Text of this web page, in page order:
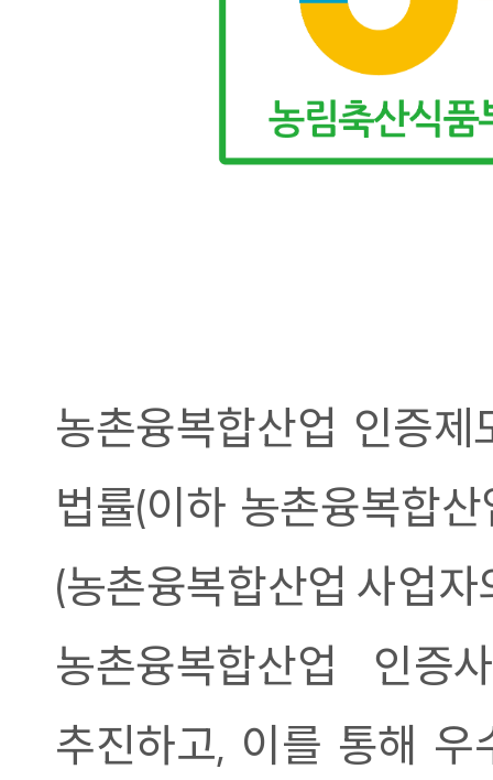
농촌융복합산업 인증
법률(이하 농촌융복합
(농촌융복합산업 사업
농촌융복합산업 인증
추진하고, 이를 통해